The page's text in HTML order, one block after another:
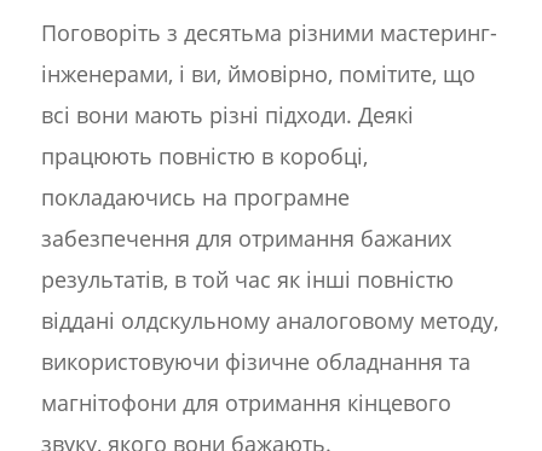
Поговоріть з десятьма різними мастеринг-
інженерами, і ви, ймовірно, помітите, що
всі вони мають різні підходи. Деякі
працюють повністю в коробці,
покладаючись на програмне
забезпечення для отримання бажаних
результатів, в той час як інші повністю
віддані олдскульному аналоговому методу,
використовуючи фізичне обладнання та
магнітофони для отримання кінцевого
звуку, якого вони бажають.